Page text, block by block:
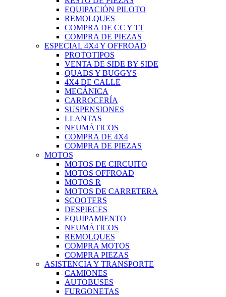
EQUIPACIÓN PILOTO
REMOLQUES
COMPRA DE CC Y TT
COMPRA DE PIEZAS
ESPECIAL 4X4 Y OFFROAD
PROTOTIPOS
VENTA DE SIDE BY SIDE
QUADS Y BUGGYS
4X4 DE CALLE
MECÁNICA
CARROCERÍA
SUSPENSIONES
LLANTAS
NEUMÁTICOS
COMPRA DE 4X4
COMPRA DE PIEZAS
MOTOS
MOTOS DE CIRCUITO
MOTOS OFFROAD
MOTOS R
MOTOS DE CARRETERA
SCOOTERS
DESPIECES
EQUIPAMIENTO
NEUMÁTICOS
REMOLQUES
COMPRA MOTOS
COMPRA PIEZAS
ASISTENCIA Y TRANSPORTE
CAMIONES
AUTOBUSES
FURGONETAS